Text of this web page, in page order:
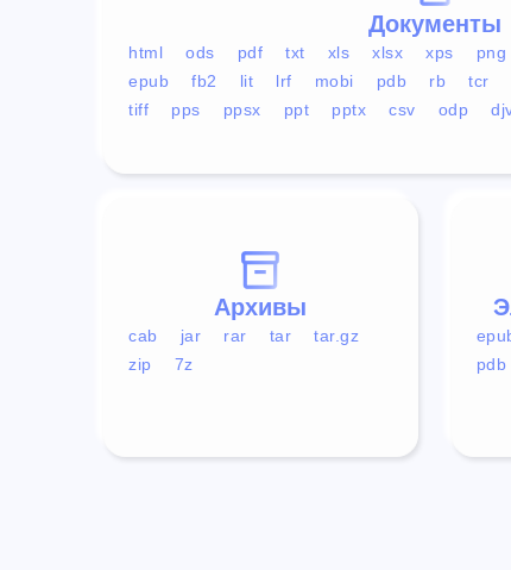
Документы
html ods pdf txt xls xlsx xps png
epub
fb2 lit lrf mobi pdb rb tcr
tiff
pps ppsx ppt pptx csv odp
pdb
Архивы
cab jar rar tar
tar.gz
zip
7z